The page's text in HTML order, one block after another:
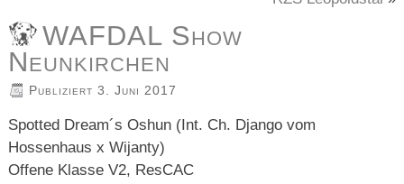
WAFDAL Show
Neunkirchen
Publiziert 3. Juni 2017
Spotted Dream´s Oshun (Int. Ch. Django vom
Hossenhaus x Wijanty)
Offene Klasse V2, ResCAC